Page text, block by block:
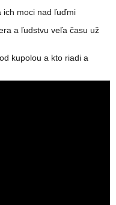
ich moci nad ľuďmi
a ľudstvu veľa času už
kupolou a kto riadi a